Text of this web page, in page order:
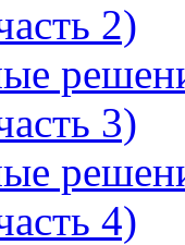
2)
3)
4)